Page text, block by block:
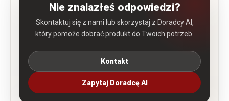
Nie znalazłeś odpowiedzi?
Skontaktuj się z nami lub skorzystaj z Doradcy AI,
który pomoże dobrać produkt do Twoich potrzeb.
Kontakt
Zapytaj Doradcę AI